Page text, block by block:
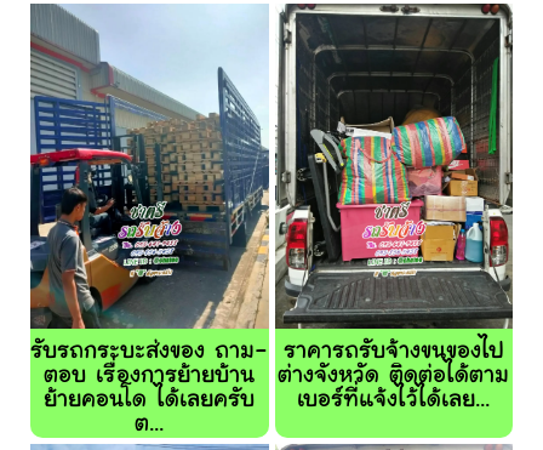
รับรถกระบะส่งของ ถาม-
ตอบ เรื่องการย้ายบ้าน
ย้ายคอนโด ได้เลยครับ
ต...
ราคารถรับจ้างขนของไป
ต่างจังหวัด ติดต่อได้ตาม
เบอร์ที่แจ้งไว้ได้เลย...